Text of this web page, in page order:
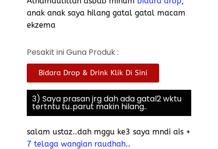
anak anak saya hilang gatal gatal macam
ekzema
Pesakit ini Guna Produk :
Bidara Drop & Drink Klik Di Sini
3) Saya prasan jrg dah ada gatal2 wktu
tertntu tu..parut makin hilang..
salam ustaz..dah mggu ke3 saya mndi ais +
7 telaga wangian raudhah..